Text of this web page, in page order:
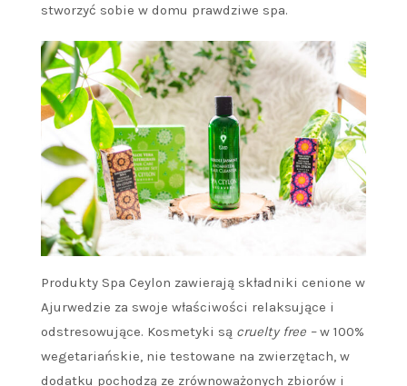
stworzyć sobie w domu prawdziwe spa.
Produkty Spa Ceylon zawierają składniki cenione w
Ajurwedzie za swoje właściwości relaksujące i
odstresowujące. Kosmetyki są cruelty free –w 100%
wegetariańskie, nie testowane na zwierzętach, w
dodatku pochodzą ze zrównoważonych zbiorów i